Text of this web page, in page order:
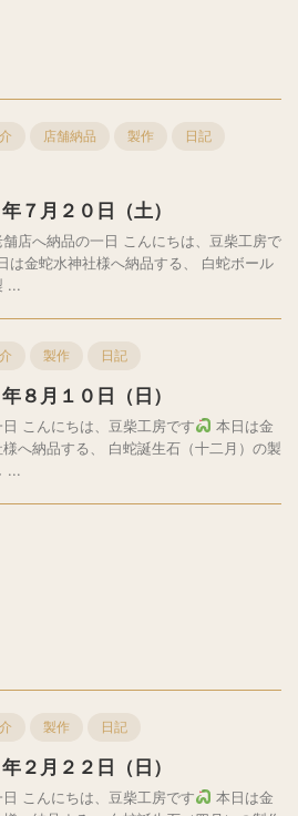
店舗納品 製作 日記
７月２０日（土）
舗店へ納品の一日 こんにちは、豆柴工房で
は金蛇水神社様へ納品する、 白蛇ボール
...
製作 日記
８月１０日（日）
日 こんにちは、豆柴工房です
本日は金
へ納品する、 白蛇誕生石（十二月）の製
...
製作 日記
２月２２日（日）
日 こんにちは、豆柴工房です
本日は金